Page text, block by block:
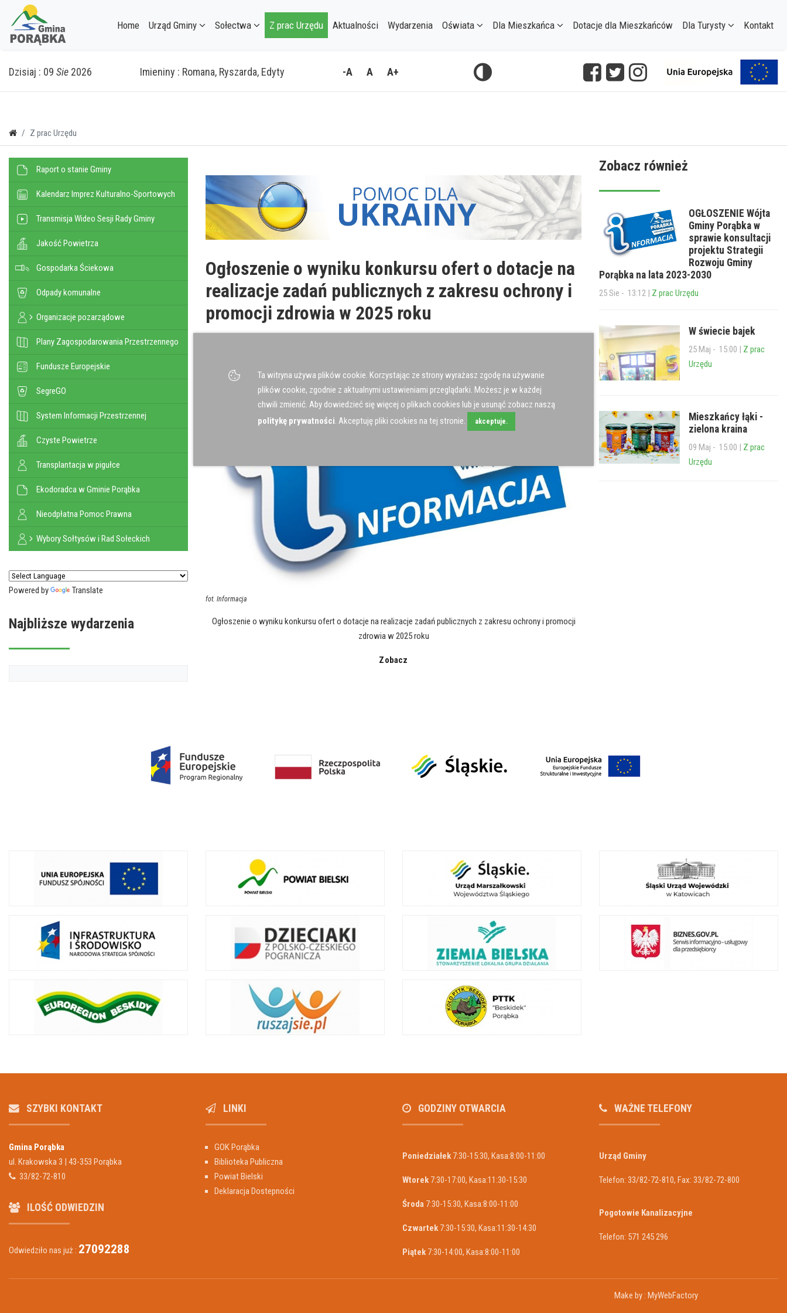
Home Urząd Gminy Sołectwa Z prac Urzędu Aktualności Wydarzenia Oświata Dla Mieszkańca Dotacje dla Mieszkańców Dla Turysty Kontakt
Dzisiaj : 09 Sie 2026 Imieniny : Romana, Ryszarda, Edyty -A A A+
Z prac Urzędu
Raport o stanie Gminy
Kalendarz Imprez Kulturalno-Sportowych
Transmisja Wideo Sesji Rady Gminy
Jakość Powietrza
Gospodarka Ściekowa
Odpady komunalne
Organizacje pozarządowe
Plany Zagospodarowania Przestrzennego
Fundusze Europejskie
SegreGO
System Informacji Przestrzennej
Czyste Powietrze
Transplantacja w pigułce
Ekodoradca w Gminie Porąbka
Nieodpłatna Pomoc Prawna
Wybory Sołtysów i Rad Sołeckich
Powered by Translate
Najbliższe wydarzenia
Ogłoszenie o wyniku konkursu ofert o dotacje na
realizacje zadań publicznych z zakresu ochrony i
promocji zdrowia w 2025 roku
fot. Informacja
Ogłoszenie o wyniku konkursu ofert o dotacje na realizacje zadań publicznych z zakresu ochrony i promocji
zdrowia w 2025 roku
Zobacz
Zobacz również
OGŁOSZENIE Wójta
Gminy Porąbka w
sprawie konsultacji
projektu Strategii
Rozwoju Gminy
Porąbka na lata 2023-2030
25 Sie - 13:12 | Z prac Urzędu
W świecie bajek
25 Maj - 15:00 | Z prac
Urzędu
Mieszkańcy łąki -
zielona kraina
09 Maj - 15:00 | Z prac
Urzędu
SZYBKI KONTAKT
Gmina Porąbka
ul. Krakowska 3 | 43-353 Porąbka
33/82-72-810
ILOŚĆ ODWIEDZIN
Odwiedziło nas już : 27092288
LINKI
GOK Porąbka
Biblioteka Publiczna
Powiat Bielski
Deklaracja Dostepności
GODZINY OTWARCIA
Poniedziałek7:30-15:30, Kasa:8:00-11:00
Wtorek7:30-17:00, Kasa:11:30-15:30
Środa 7:30-15:30, Kasa:8:00-11:00
Czwartek7:30-15:30, Kasa:11:30-14:30
Piątek7:30-14:00, Kasa:8:00-11:00
WAŻNE TELEFONY
Urząd Gminy
Telefon: 33/82-72-810, Fax: 33/82-72-800
Pogotowie Kanalizacyjne
Telefon: 571 245 296
Make by : MyWebFactory
Ta witryna używa plików cookie. Korzystając ze strony wyrażasz zgodę na używanie
plików cookie, zgodnie z aktualnymi ustawieniami przeglądarki. Możesz je w każdej
chwili zmienić. Aby dowiedzieć się więcej o plikach cookies lub je usunąć zobacz naszą
politykę prywatności. Akceptuję pliki cookies na tej stronie. akceptuje.